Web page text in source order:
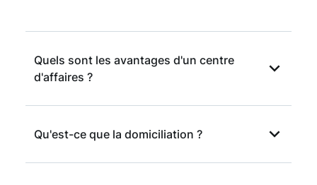
Quels sont les avantages d'un centre
d'affaires ?
société ou d'une entreprise individuelle. Les
Qu'est-ce que la domiciliation ?